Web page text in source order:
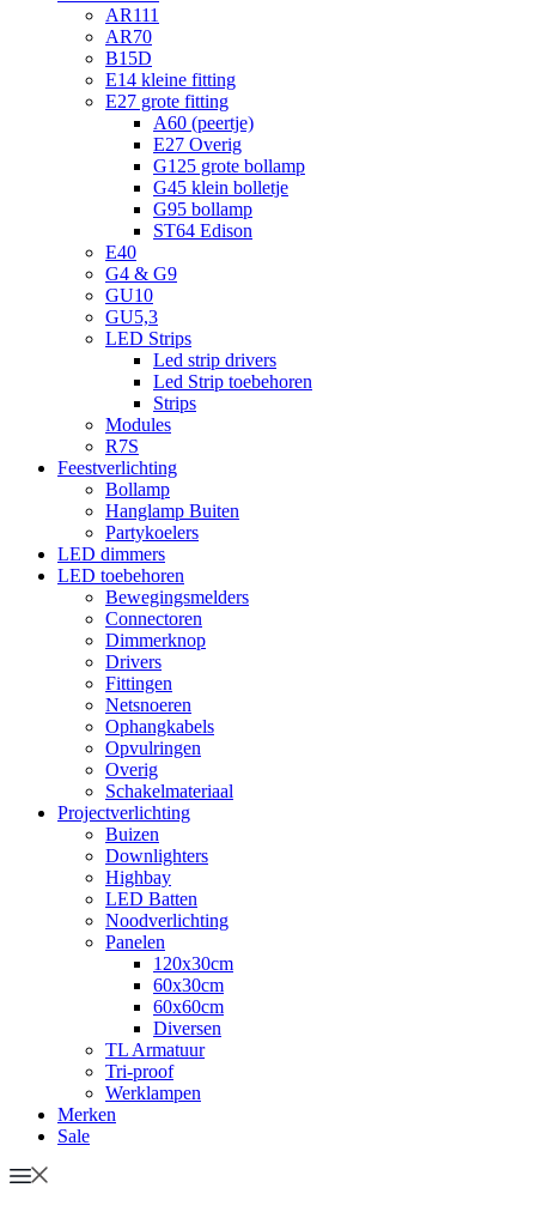
AR111
AR70
B15D
E14 kleine fitting
E27 grote fitting
A60 (peertje)
E27 Overig
G125 grote bollamp
G45 klein bolletje
G95 bollamp
ST64 Edison
E40
G4 & G9
GU10
GU5,3
LED Strips
Led strip drivers
Led Strip toebehoren
Strips
Modules
R7S
Feestverlichting
Bollamp
Hanglamp Buiten
Partykoelers
LED dimmers
LED toebehoren
Bewegingsmelders
Connectoren
Dimmerknop
Drivers
Fittingen
Netsnoeren
Ophangkabels
Opvulringen
Overig
Schakelmateriaal
Projectverlichting
Buizen
Downlighters
Highbay
LED Batten
Noodverlichting
Panelen
120x30cm
60x30cm
60x60cm
Diversen
TL Armatuur
Tri-proof
Werklampen
Merken
Sale